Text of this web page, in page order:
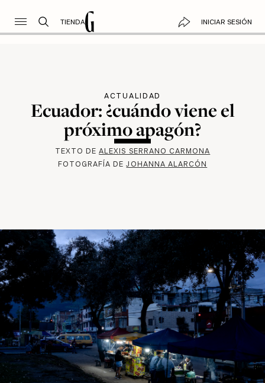
TIENDA INICIAR SESIÓN
ACTUALIDAD
Ecuador: ¿cuándo viene el
próximo apagón?
TEXTO DEALEXIS SERRANO CARMONA
FOTOGRAFÍA DEJOHANNA ALARCÓN